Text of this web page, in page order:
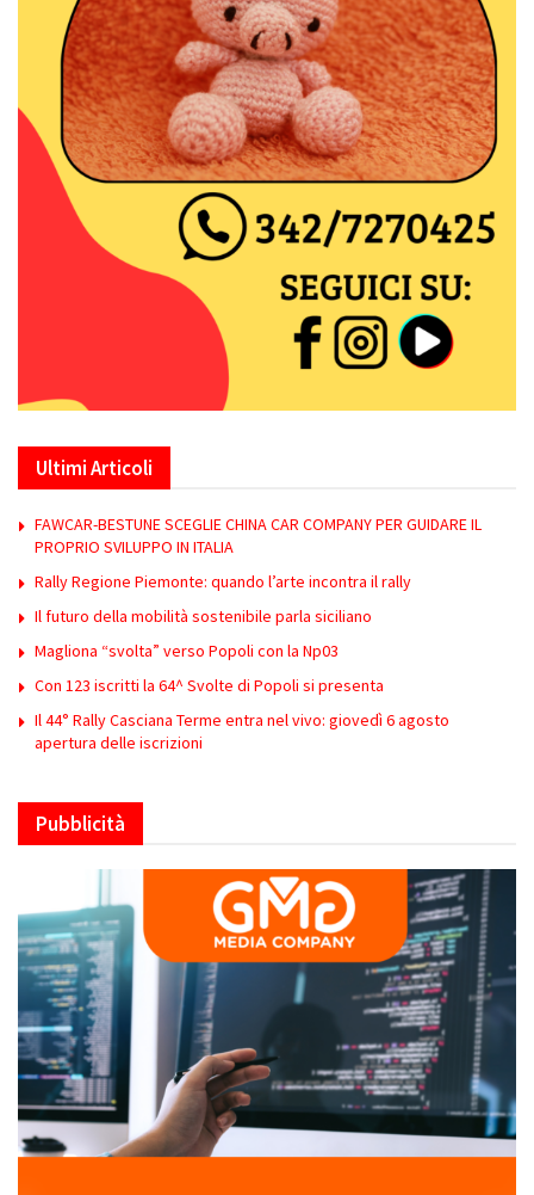
Ultimi Articoli
FAWCAR-BESTUNE SCEGLIE CHINA CAR COMPANY PER GUIDARE IL
PROPRIO SVILUPPO IN ITALIA
Rally Regione Piemonte: quando l’arte incontra il rally
Il futuro della mobilità sostenibile parla siciliano
Magliona “svolta” verso Popoli con la Np03
Con 123 iscritti la 64^ Svolte di Popoli si presenta
Il 44° Rally Casciana Terme entra nel vivo: giovedì 6 agosto
apertura delle iscrizioni
Pubblicità